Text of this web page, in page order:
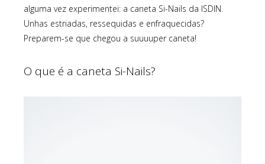
alguma vez experimentei: a caneta Si-Nails da ISDIN.
Unhas estriadas, ressequidas e enfraquecidas?
Preparem-se que chegou a suuuuper caneta!
O que é a caneta Si-Nails?